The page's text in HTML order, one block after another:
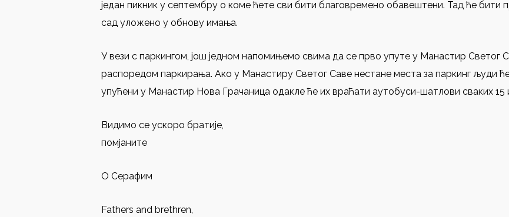
један пикник у септембру о коме ћете сви бити благовремено обавештени. Тад ће бити
сад уложено у обнову имања.
У вези с паркингом, још једном напомињемо свима да се прво упуте у Манастир Светог
распоредом паркирања. Ако у Манастиру Светог Саве нестане места за паркинг људи
упућени у Манастир Нова Грачаница одакле ће их враћати аутобуси-шатлови сваких 15
Видимо се ускоро братије,
помјаните
О Серафим
Fathers and brethren,